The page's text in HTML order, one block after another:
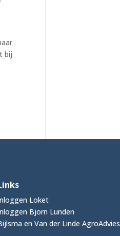
bij
Loket
Bjorn Lunden
en Van der Linde AgroAdvies